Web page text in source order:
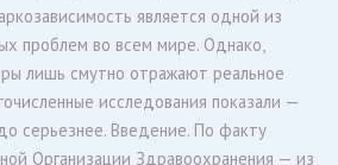
является одной из
проблем во всем мире. Однако,
лишь смутно отражают реальное
исследования показали —
серьезнее. Введение. По факту
Организации Здравоохранения — из